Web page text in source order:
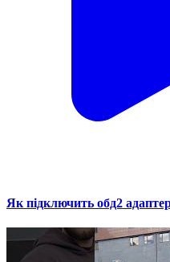
Як підключить обд2